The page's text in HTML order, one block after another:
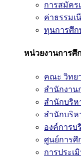
การสมัค
ค่าธรรมเ
ทุนการศึก
หน่วยงานการศึ
คณะ วิทย
สำนักงาน
สำนักบริห
สำนักบริห
องค์การบ
ศูนย์การศึ
การประเ